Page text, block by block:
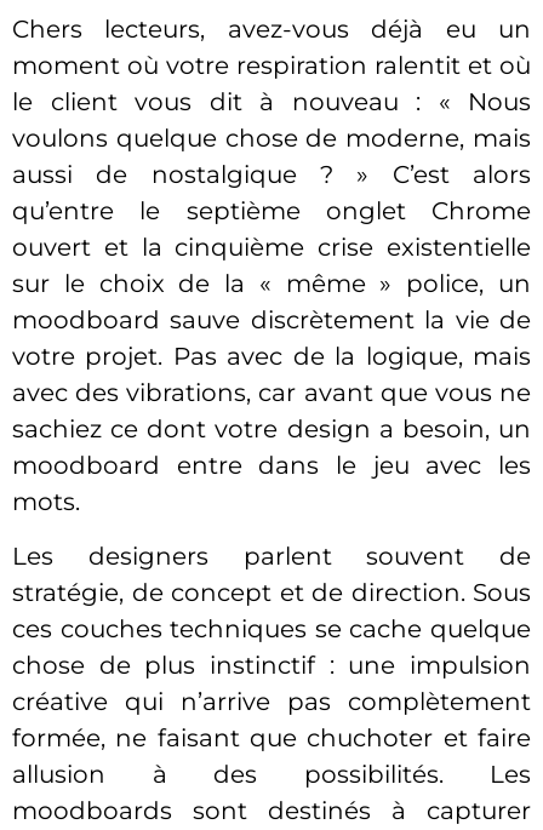
Chers lecteurs, avez-vous déjà eu un
moment où votre respiration ralentit et où
le client vous dit à nouveau : « Nous
voulons quelque chose de moderne, mais
aussi de nostalgique ? » C’est alors
qu’entre le septième onglet Chrome
ouvert et la cinquième crise existentielle
sur le choix de la « même » police, un
moodboard sauve discrètement la vie de
votre projet. Pas avec de la logique, mais
avec des vibrations, car avant que vous ne
sachiez ce dont votre design a besoin, un
moodboard entre dans le jeu avec les
mots.
Les designers parlent souvent de
stratégie, de concept et de direction. Sous
ces couches techniques se cache quelque
chose de plus instinctif : une impulsion
créative qui n’arrive pas complètement
formée, ne faisant que chuchoter et faire
allusion à des possibilités. Les
moodboards sont destinés à capturer